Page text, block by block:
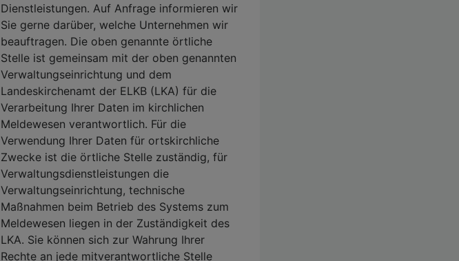
Dienstleistungen. Auf Anfrage informieren wir
Sie gerne darüber, welche Unternehmen wir
beauftragen. Die oben genannte örtliche
Stelle ist gemeinsam mit der oben genannten
Verwaltungseinrichtung und dem
Landeskirchenamt der ELKB (LKA) für die
Verarbeitung Ihrer Daten im kirchlichen
Meldewesen verantwortlich. Für die
Verwendung Ihrer Daten für ortskirchliche
Zwecke ist die örtliche Stelle zuständig, für
Verwaltungsdienstleistungen die
Verwaltungseinrichtung, technische
Maßnahmen beim Betrieb des Systems zum
Meldewesen liegen in der Zuständigkeit des
LKA. Sie können sich zur Wahrung Ihrer
Rechte an jede mitverantwortliche Stelle